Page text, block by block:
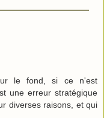
le fond, si ce n'est
une erreur stratégique
diverses raisons, et qui